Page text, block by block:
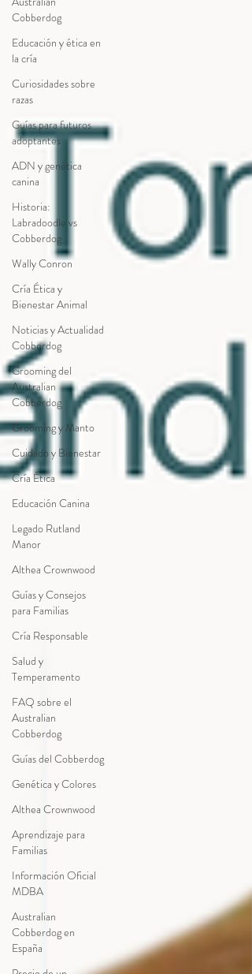
Cobberdog
Educación y ética en
la cría
Curiosidades sobre
razas
Guías para futuros
adoptantes
ADN y genética
canina
Historia:
Labradoodle vs
Cobberdog
Wally Conron
Cría Ética y
Bienestar Animal
Noticias y Actualidad
Cobberdog
Grooming del
Australian
Cobberdog
Grooming y Manto
Cuidado y Bienestar
Cría Ética
Educación Canina
Legado Rutland
Manor
Althea Crownwood
Guías y Consejos
para Familias
Cría Responsable
Salud y
Temperamento
FAQ sobre el
Australian
Cobberdog
Guías del Cobberdog
Genética y Colores
Althea Crownwood
Aprendizaje para
Familias
Información Oficial
MDBA
Australian
Cobberdog en
España